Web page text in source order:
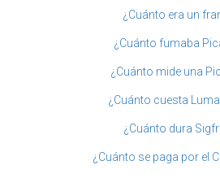
¿Cuánto era un
¿Cuánto fumaba
¿Cuánto mide una
¿Cuánto cuesta
¿Cuánto dura
¿Cuánto se paga por el